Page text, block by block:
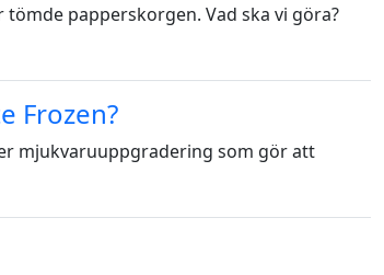
papperskorgen. Vad ska vi göra?
Frozen?
mjukvaruuppgradering som gör att